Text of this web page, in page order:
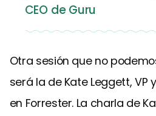
CEO de Guru
Otra sesión que no
será la de Kate Leggett, VP
en Forrester. La charla de